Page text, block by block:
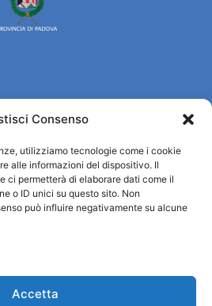
Consenso
utilizziamo tecnologie come i cookie
alle informazioni del dispositivo. Il
ci permetterà di elaborare dati come il
o ID unici su questo sito. Non
può influire negativamente su alcune
Accetta
/ IAT